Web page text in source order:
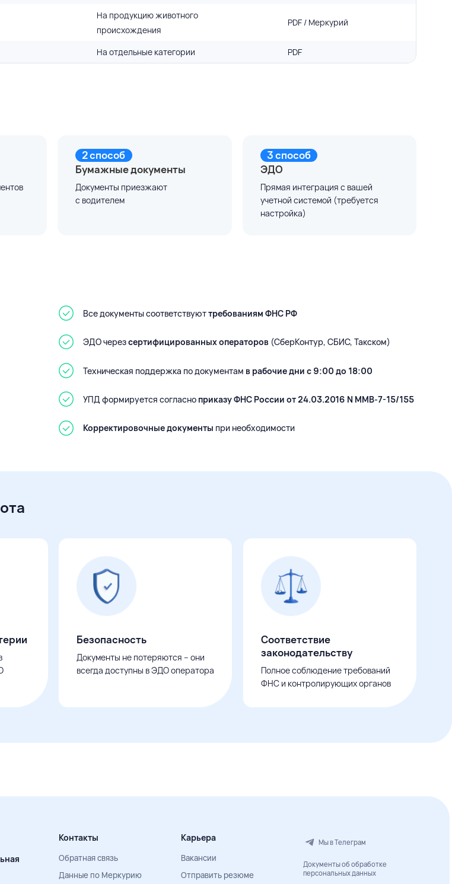
На продукцию животного
происхождения
PDF / Меркурий
На отдельные категории PDF
2 способ
Бумажные документы
Документы приезжают
с водителем
3 способ
ЭДО
Прямая интеграция с вашей
учетной системой (требуется
настройка)
Все документы соответствуюттребованиям ФНС РФ
ЭДО черезсертифицированных операторов (СберКонтур, СБИС, Такском)
Техническая поддержка по документам в рабочие дни с 9:00 до 18:00
УПД формируется согласно приказу ФНС России от 24.03.2016 N ММВ-7-15/155
Корректировочные документы при необходимости
Безопасность
Документы не потеряются – они
всегда доступны в ЭДО оператора
Соответствие
законодательству
Полное соблюдение требований
ФНС и контролирующих органов
Контакты
Обратная связь
Данные по Меркурию
Карьера
Вакансии
Отправить резюме
Мы в Телеграм
Документы об обработке
персональных данных